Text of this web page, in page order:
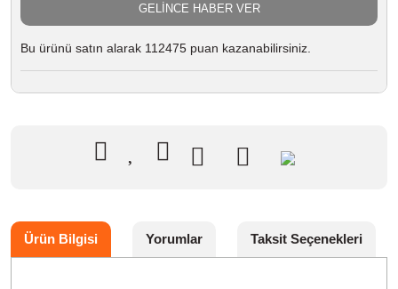
GELİNCE HABER VER
Bu ürünü satın alarak 112475 puan kazanabilirsiniz.
Ürün Bilgisi Yorumlar Taksit Seçenekleri